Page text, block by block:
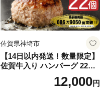
佐賀県神埼市
【14日以内発送！数量限定】
佐賀牛入り ハンバーグ 22個
2.6kg(120g×22個)【佐賀牛
黒毛和牛 ブランド牛 九州 ハ
12,000円